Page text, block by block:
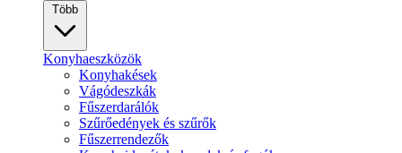
Konyhaeszközök
Konyhakések
Vágódeszkák
Fűszerdarálók
Szűrőedények és szűrők
Fűszerrendezők